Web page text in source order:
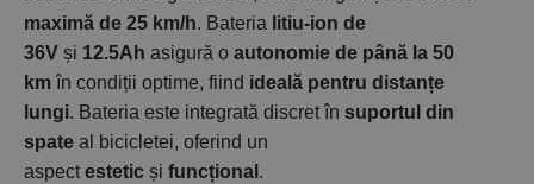
maximă de 25 km/h. Bateria litiu-ion de
36V și 12.5Ah asigură o autonomie de până la 50
km în condiții optime, fiind ideală pentru distanțe
lungi. Bateria este integrată discret în suportul din
spate al bicicletei, oferind un
aspect estetic și funcțional .